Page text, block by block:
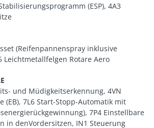
(ESP), 4A3
(Reifenpannenspray inklusive
Leichtmetallfelgen Rotare Aero
und Müdigkeitserkennung, 4VN
(EB), 7L6 Start-Stopp-Automatik mit
7P4 Einstellbare
in denVordersitzen, IN1 Steuerung